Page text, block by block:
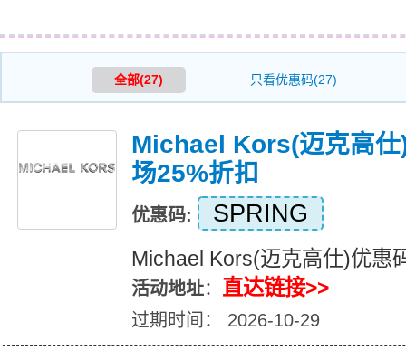
全部(27) 只看优惠码(27)
Michael Kors(迈克高仕
场25%折扣
优惠码: SPRING
Michael Kors(迈克高仕)优惠
活动地址： 直达链接>>
过期时间： 2026-10-29